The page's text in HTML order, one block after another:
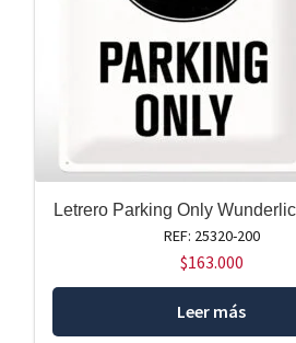
Letrero Parking Only
REF: 25320-200
$163.000
Leer más